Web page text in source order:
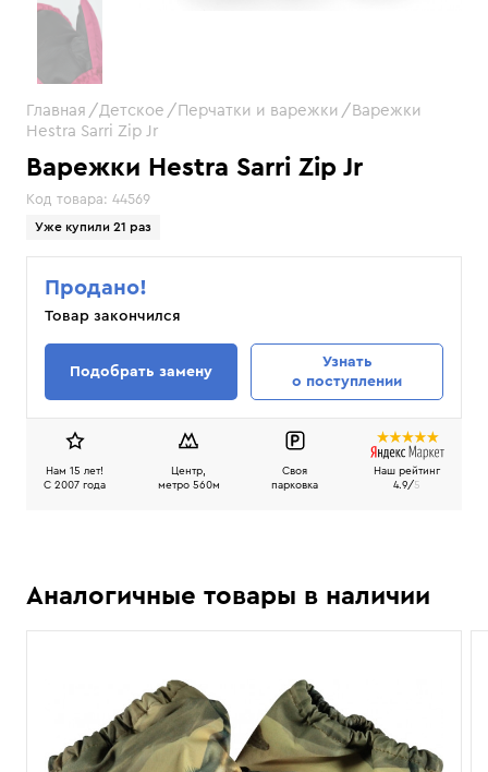
Варежки Hestra Sarri Zip Jr
Код товара: 44569
Уже купили 21 раз
Главная Детское Перчатки и варежки
Варежки
Hestra Sarri Zip Jr
Продано!
Товар закончился
Подобрать замену
Узнать
о поступлении
Нам 15 лет!
C 2007 года
Центр,
метро 560м
Своя
парковка
Наш рейтинг
4.9/5
Аналогичные товары в наличии